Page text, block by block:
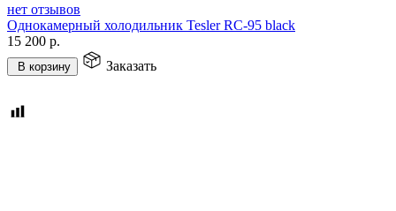
нет отзывов
Однокамерный холодильник Tesler RC-95 black
15 200 р.
В корзину Заказать